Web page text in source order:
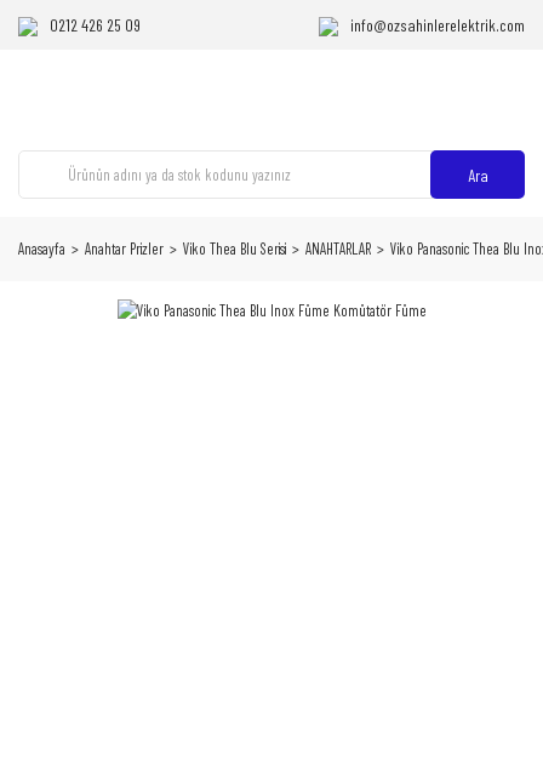
0212 426 25 09 info@ozsahinlerelektrik.com
Ara
Anasayfa Anahtar Prizler Viko Thea Blu Serisi ANAHTARLAR Viko Panasonic Thea Blu